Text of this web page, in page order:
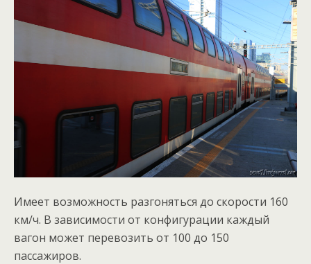
Имеет возможность разгоняться до скорости 160
км/ч. В зависимости от конфигурации каждый
вагон может перевозить от 100 до 150
пассажиров.